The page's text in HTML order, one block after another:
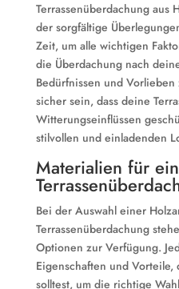
Terrassenüberdachung aus
der sorgfältige
Zeit, um alle wichtigen
die Überdachung nach
Bedürfnissen und
sicher sein, dass deine
Witterungseinflüssen
stilvollen und einladenden
Materialien für
Bei der Auswahl einer
Terrassenüberdachung
Optionen zur Verfügung.
Eigenschaften und
solltest, um die richtige